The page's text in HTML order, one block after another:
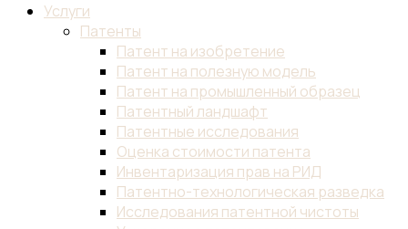
Услуги
Патенты
Патент на изобретение
Патент на полезную модель
Патент на промышленный образец
Патентный ландшафт
Патентные исследования
Оценка стоимости патента
Инвентаризация прав на РИД
Патентно-технологическая разведка
Исследования патентной чистоты